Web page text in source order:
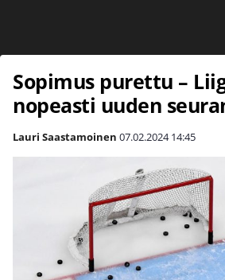
Sopimus purettu –
nopeasti uuden
Lauri Saastamoinen 07.02.2024 14:45